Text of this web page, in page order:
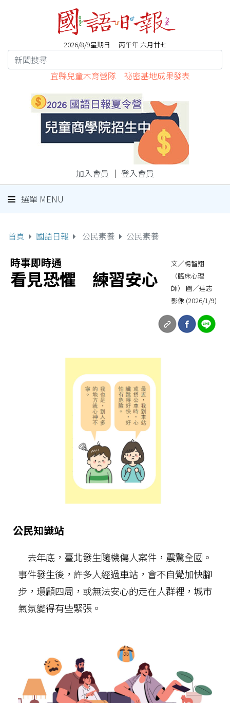
2026/8/9星期日 丙午年 六月廿七
宜縣兒童木育營隊 祕密基地成果發表
加入會員 ｜ 登入會員
選單 MENU
首頁 國語日報 公民素養 公民素養
時事即時通
看見恐懼 練習安心
文／楊智翔
（臨床心理
師） 圖／達志
影像 (2026/1/9)
公民知識站
去年底，臺北發生隨機傷人案件，震驚全國。
事件發生後，許多人經過車站，會不自覺加快腳
步，環顧四周，或無法安心的走在人群裡，城市
氣氛變得有些緊張。